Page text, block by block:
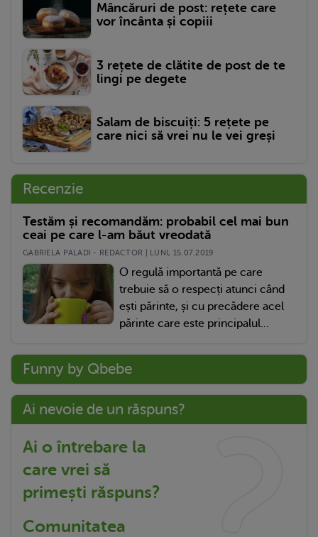
Mâncăruri de post: rețete care
vor încânta și copiii
3 rețete de clătite de post de te
lingi pe degete
Salam de biscuiți: 5 rețete pe
care nici să vrei nu le vei greși
Recenzie
Testăm și recomandăm: probabil cel mai bun
ceai pe care l-am băut vreodată
GABRIELA PALADI - REDACTOR | LUNI, 15.07.2019
O regulă importantă pe care
trebuie să o respecți atunci când
ești părinte, și cu precădere acel
părinte care este principalul...
Funny by Qbebe
Ai nevoie de un răspuns?
Ai o întrebare la
care vrei să
primești răspuns?
Comunitatea